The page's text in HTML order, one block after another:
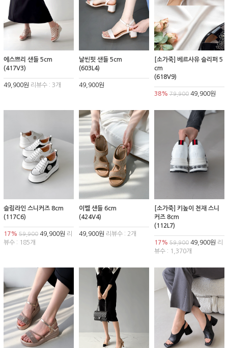
에스쁘리 샌들 5cm
(417V3)
49,900원 리뷰수 : 3개
날씬핏 샌들 5cm
(603L4)
49,900원
[소가죽] 베르사유 슬리퍼 5
cm
(618V9)
38% 79,90049,900원
슬림라인 스니커즈 8cm
(117C6)
17% 59,900 49,900원 리
뷰수 : 185개
이벨 샌들 6cm
(424V4)
49,900원 리뷰수 : 2개
[소가죽] 키높이 천재 스니
커즈 8cm
(112L7)
17% 59,90049,900원 리
뷰수 : 1,370개